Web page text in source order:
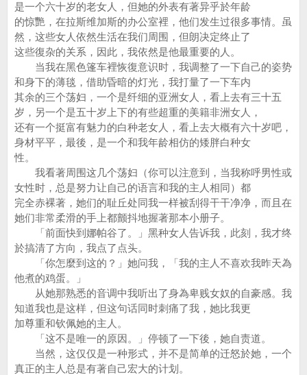
是一个六十岁的老女人，但她的外表有著异乎於年龄
的惊艷，在拉斯维加斯的办公室裡，他们发生过很多事情。虽
然，这些女人依然生活在我们周围，但朗决定终止了
这些復杂的关系，因此，我依然是他最重要的人。
当我在黑色篷车裡恢復意识时，我调整了一下自己的姿势
和身下的薄毯，借助昏暗的灯光，我打量了一下车内
其余的三个荡妇，一个是纤细的亚洲女人，看上去有三十五
岁，另一个是五十岁上下的有些超重的美籍非洲女人，
还有一个挺富有魅力的白种老女人，看上去大概有六十岁吧，
身材平平，最後，是一个和我年龄相仿的矮胖白种女
性。
我看著周围这几个荡妇（你可以注意到，当我称呼男性或
女性时，总是努力让自己的语言和我的主人相同）都
完全赤裸著，她们的耻丘处同我一样被刮得干干净净，而且在
她们非常柔滑的手上都颤抖地握著那本小册子。
「前面快到娜帕谷了。」黑种女人告诉我，此刻，我才终
於搞清了方向，我点了点头。
「你怎麼到这的？」她问我，「我的主人不喜欢我昨天為
他煮的鸡蛋。」
从她那熟悉的音调中我听出了身為卑贱女奴的自豪感。我
知道我也是这样，但这句话同时刺痛了我，她比我更
加尊重和钦佩她的主人。
「这不是唯一的原因。」停顿了一下後，她自责道。
当然，这仅仅是一种形式，并不是简单的迁怒於她，一个
真正的主人总是有著自己宏大的计划。